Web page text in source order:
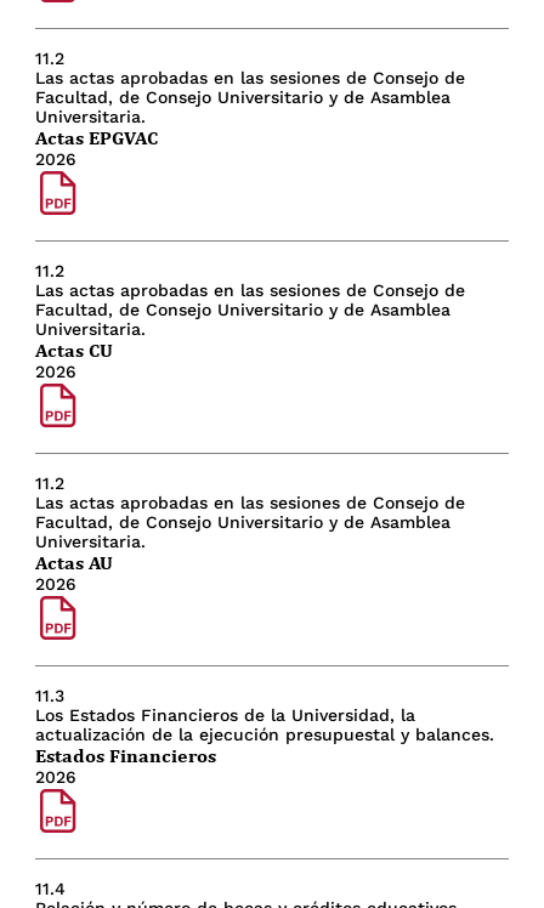
11.2
Las actas aprobadas en las sesiones de Consejo de
Facultad, de Consejo Universitario y de Asamblea
Universitaria.
Actas EPGVAC
2026
11.2
Las actas aprobadas en las sesiones de Consejo de
Facultad, de Consejo Universitario y de Asamblea
Universitaria.
Actas CU
2026
11.2
Las actas aprobadas en las sesiones de Consejo de
Facultad, de Consejo Universitario y de Asamblea
Universitaria.
Actas AU
2026
11.3
Los Estados Financieros de la Universidad, la
actualización de la ejecución presupuestal y balances.
Estados Financieros
2026
11.4